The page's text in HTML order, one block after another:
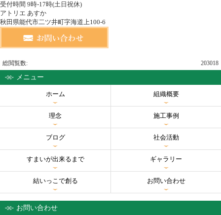
受付時間 9時-17時(土日祝休)
アトリエ あすか
秋田県能代市二ツ井町字海道上100-6
203018
総閲覧数:
メニュー
ホーム 組織概要
理念 施工事例
ブログ 社会活動
すまいが出来るまで ギャラリー
結いっこで創る お問い合わせ
お問い合わせ